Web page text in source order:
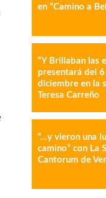
en “Camino a
“Y Brillaban las
presentará del
diciembre en la
Teresa Carreño
“…y vieron una
camino” con La
Cantorum de